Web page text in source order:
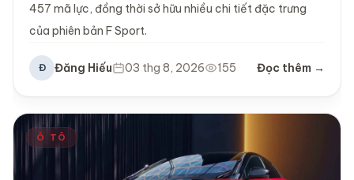
457 mã lực, đồng thời sở hữu nhiều chi tiết đặc trưng
của phiên bản F Sport.
Đ Đăng Hiếu 03 thg 8, 2026 155 Đọc thêm →
Ô TÔ